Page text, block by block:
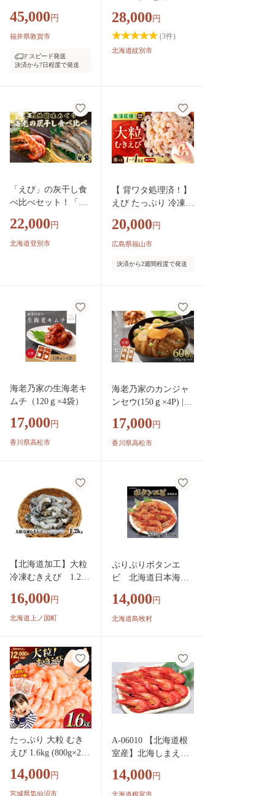
ー（大型むきえび）
約1kg (解凍時800g前
セット【甲羅組 敦賀
短 便利 ランキング
感謝祭】[024-a042_A
20]
45,000 円
福井県敦賀市
スピード発送
決済から7日程度で発送
28,000 円
(3件)
北海道紋別市
「えび」の灰干し食
べ比べセット！「天
び」 エビの干物
22,000 円
北海道登別市
【 背ワタ処理済！】
えび たっぷり 冷凍
エビ 海老 むきえび
むき身 処理済み 海鮮
新鮮 冷凍 食品 おか
殻 背ワタ ぷりぷり
アヒージョ エビチリ
食感 冷凍食品 業務用
臭みなし 美味しい お
すすめ 手軽 時短 ス
島県福山市/マルケー
食品 [BABC007]
20,000 円
広島県福山市
決済から2週間程度で発送
海老乃家の生海老キ
ムチ（120ｇ×4袋）
17,000 円
香川県高松市
海老乃家のカンジャ
ンセウ(150ｇ×4P) |
天然えび むき海老 む
きエビ カンジャンセ
単調理 香川県 高松市
人気 おすすめ 送料無
17,000 円
香川県高松市
【北海道加工】大粒
冷凍むきえび 1.2㎏
使用、無添加・無保
水・下処理済み）
食品 エビ 海老
えび 大粒えび 大
粒エビ 大粒海老
人気 むきエビ む
き海老
16,000 円
北海道上ノ国町
ぷりぷりボタンエ
ビ 北海道日本海ボ
ボタンエビ ぼたんえ
び ボタン海老 牡丹海
海 国産 魚介類 刺身
天ぷら おかず おつま
み 肴 晩酌 産地直送
送料無料 【145549
2】
14,000 円
北海道島牧村
たっぷり 大粒 むき
えび 1.6kg (800g×2p)
ネダイ 宮城県 気仙
沼市 20564351] えび
14,000 円
宮城県気仙沼市
A-06010 【北海道根
室産】北海しまえび4
14,000 円
北海道根室市